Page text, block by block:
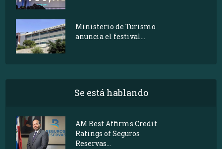
Ministerio de Turismo
anuncia el festival...
Se está hablando
AM Best Affirms Credit
Ratings of Seguros
Reservas...